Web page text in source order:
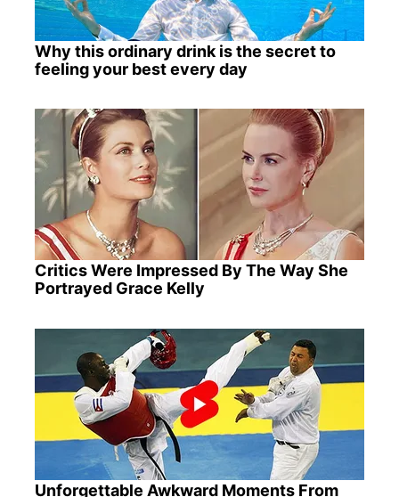
Why this ordinary drink is the secret to
feeling your best every day
Critics Were Impressed By The Way She
Portrayed Grace Kelly
Unforgettable Awkward Moments From